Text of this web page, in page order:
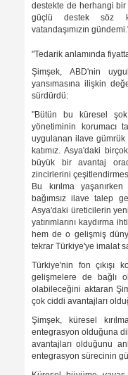
destekte de herhangi
güçlü destek söz
vatandaşımızın
"Tedarik anlamında
Şimşek, ABD'nin
yansımasına ilişkin
sürdürdü:
"Bütün bu küresel şok
yönetiminin korumacı
uygulanan ilave
katımız. Asya'daki
büyük bir avantaj
zincirlerini
Bu kırılma
bağımsız ilave talep
Asya'daki üreticilerin
yatırımlarını kaydırma
hem de o gelişmiş
tekrar Türkiye'ye imalat
Türkiye'nin fon çıkışı
gelişmelere de bağlı
olabileceğini aktaran
çok ciddi avantajları
Şimşek, küresel
entegrasyon olduğuna
avantajları olduğunu
entegrasyon sürecinin